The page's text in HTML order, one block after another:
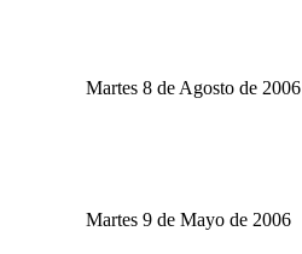
Martes 8 de Agosto de 2006
Martes 9 de Mayo de 2006